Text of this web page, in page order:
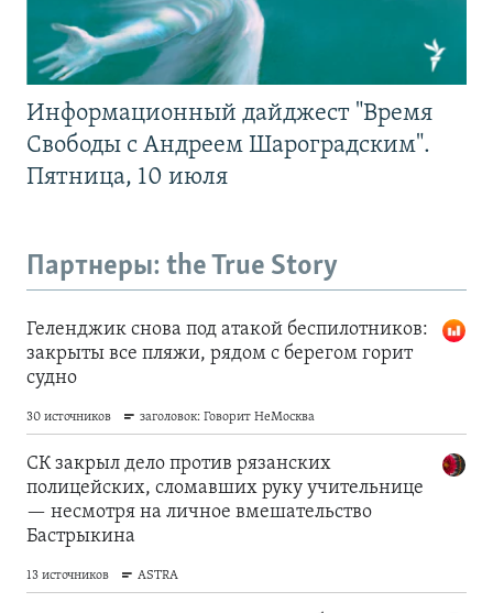
Информационный дайджест "Время
Свободы с Андреем Шароградским".
Пятница, 10 июля
Партнеры: the True Story